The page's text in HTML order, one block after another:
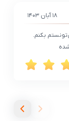
۱۸ آبان ۱۴۰۳
بکنم.
شده